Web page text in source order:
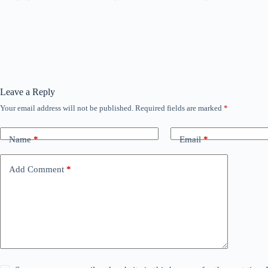
Leave a Reply
Your email address will not be published. Required fields are marked *
Name* Email*
Add Comment *